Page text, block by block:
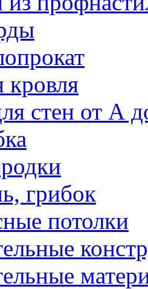
кровля
стен от А
грибок
потолки